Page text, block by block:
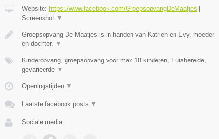
Website: https://www.facebook.com/GroepsopvangDeMaatjes
Screenshot ▼
Groepsopvang De Maatjes is in handen van Katrien en Evy, moeder
en dochter, ▼
Kinderopvang, groepsopvang voor max 18 kinderen, Huisbereide,
gevarieerde ▼
Openingstijden ▼
Laatste facebook posts ▼
Sociale media: